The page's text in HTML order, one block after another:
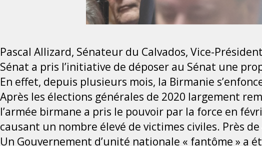
Pascal Allizard, Sénateur du Calvados, Vice-
Sénat a pris l’initiative de déposer au Sénat une
En effet, depuis plusieurs mois, la Birmanie
Après les élections générales de 2020 largement
l’armée birmane a pris le pouvoir par la force en
causant un nombre élevé de victimes civiles. Près
Un Gouvernement d’unité nationale « fantôme » a